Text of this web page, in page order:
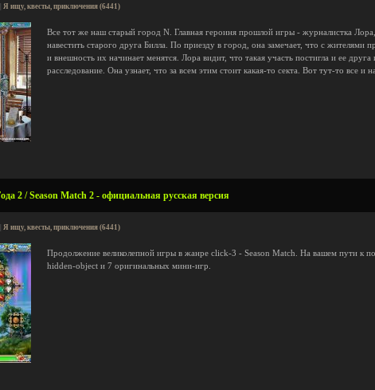
Я ищу, квесты, приключения (6441)
Все тот же наш старый город N. Главная героиня прошлой игры - журналистка
навестить старого друга Билла. По приезду в город, она замечает, что с жителями
и внешность их начинает менятся. Лора видит, что такая участь постигла и ее друга
расследование. Она узнает, что за всем этим стоит какая-то секта. Вот тут-то все и
2 / Season Match 2 - официальная русская версия
Я ищу, квесты, приключения (6441)
Продолжение великолепной игры в жанре click-3 - Season Match. На вашем пути к
hidden-object и 7 оригинальных мини-игр.